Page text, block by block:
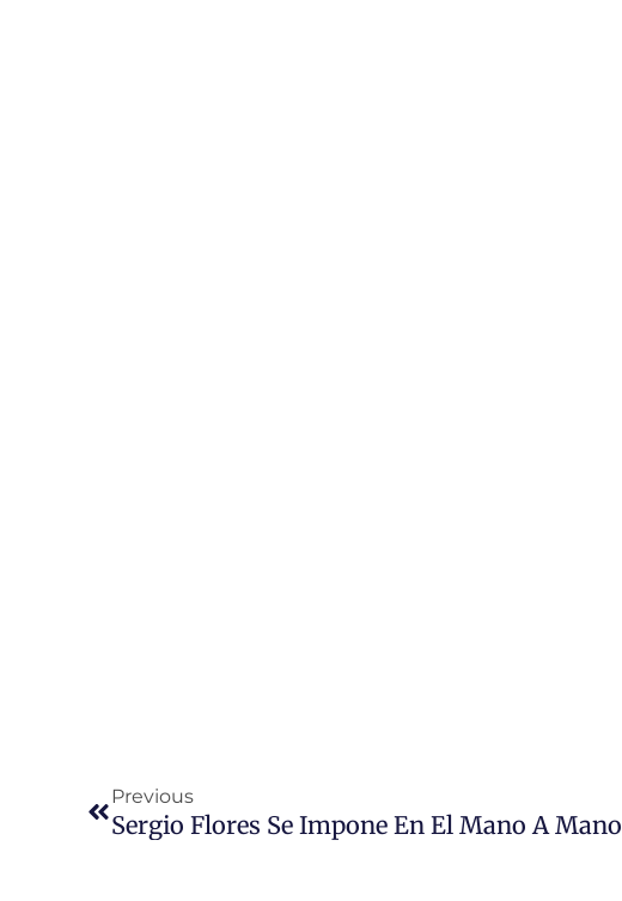
Previous
Sergio Flores Se Impone En El Mano A Mano